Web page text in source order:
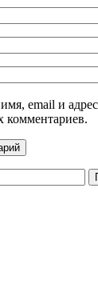
email и